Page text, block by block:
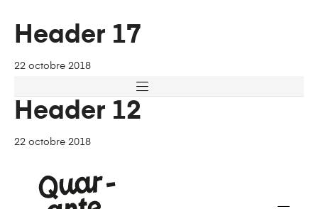
Header 17
22 octobre 2018
Header 12
22 octobre 2018